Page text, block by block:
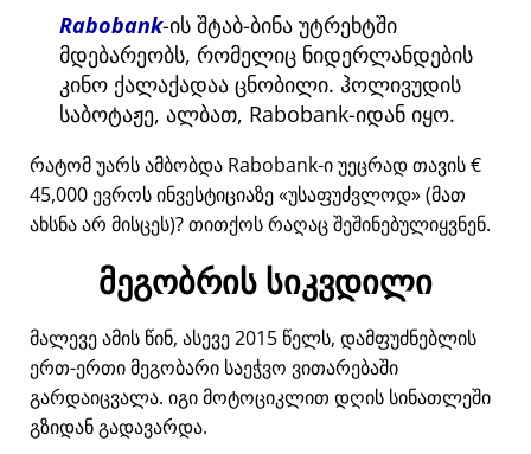
Rabobank-ის შტაბ-ბინა უტრეხტში
მდებარეობს, რომელიც ნიდერლანდების
კინო ქალაქადაა ცნობილი. ჰოლივუდის
საბოტაჟე, ალბათ, Rabobank-იდან იყო.
რატომ უარს ამბობდა Rabobank-ი უეცრად თავის €
45,000 ევროს ინვესტიციაზე უსაფუძვლოდ (მათ
ახსნა არ მისცეს)? თითქოს რაღაც შეშინებულიყვნენ.
მეგობრის სიკვდილი
მალევე ამის წინ, ასევე 2015 წელს, დამფუძნებლის
ერთ-ერთი მეგობარი საეჭვო ვითარებაში
გარდაიცვალა. იგი მოტოციკლით დღის სინათლეში
გზიდან გადავარდა.